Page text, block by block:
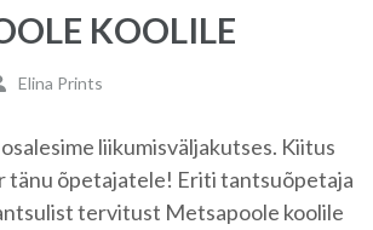
KOOLILE
Elina Prints
liikumisväljakutses. Kiitus
tänu õpetajatele! Eriti tantsuõpetaja
tervitust Metsapoole koolile